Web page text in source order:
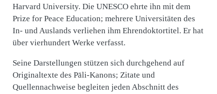
Harvard University. Die UNESCO ehrte ihn mit dem
Prize for Peace Education; mehrere Universitäten des
In- und Auslands verliehen ihm Ehrendoktortitel. Er hat
über vierhundert Werke verfasst.
Seine Darstellungen stützen sich durchgehend auf
Originaltexte des Pāli-Kanons; Zitate und
Quellennachweise begleiten jeden Abschnitt des